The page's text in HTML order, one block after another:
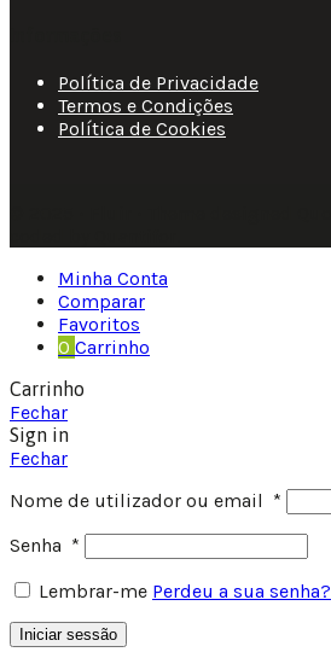
Política de Privacidade
Termos e Condições
Política de Cookies
Minha Conta
Comparar
Favoritos
0 Carrinho
Carrinho
Fechar
Sign in
Fechar
Nome de utilizador ou email *
Senha *
Lembrar-me Perdeu a sua senha?
Iniciar sessão